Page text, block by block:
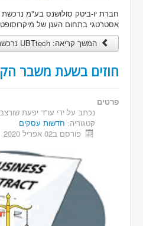
חברת יו-ביטק סולושנס בע"מ נרכשת
אסטרטגי בתחום הענן של
המשך קריאה: UBTtech נרכשת על-ידי ONE
חוזים בשעת משבר
פרטים
נכתב על ידי עו"ד יפעת
קטגוריה: חדשות עסקים
פורסם ב02 אפריל 2020